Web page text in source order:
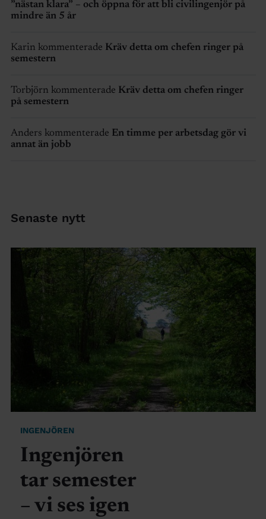
”nästan klara” – och öppna för att bli civilingenjör på
mindre än 5 år
Karin kommenterade Kräv detta om chefen ringer på
semestern
Torbjörn kommenterade Kräv detta om chefen ringer
på semestern
Anders kommenterade En timme per arbetsdag gör vi
annat än jobb
Senaste nytt
INGENJÖREN
Ingenjören
tar semester
– vi ses igen